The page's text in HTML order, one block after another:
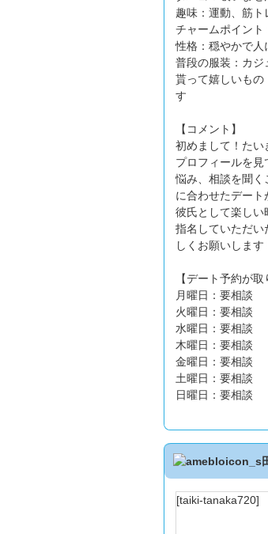
趣味：運動、筋
チャームポイント
性格：穏やかで人
普段の服装：カジ
貰って嬉しいもの
す
【コメント】
初めまして！たい
プロフィールを見
悩み、相談を聞く
に合わせたデート
彼氏として楽しい
指名していただい
しくお願いします
【デート予約が取
月曜日：要相談
火曜日：要相談
水曜日：要相談
木曜日：要相談
金曜日：要相談
土曜日：要相談
日曜日：要相談
[taiki-tanaka720]